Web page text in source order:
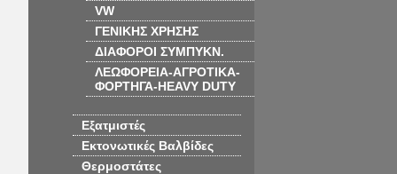
VW
ΓΕΝΙΚΗΣ ΧΡΗΣΗΣ
ΔΙΑΦΟΡΟΙ ΣΥΜΠΥΚΝ.
ΛΕΩΦΟΡΕΙΑ-ΑΓΡΟΤΙΚΑ-
ΦΟΡΤΗΓΑ-HEAVY DUTY
Εξατμιστές
Εκτονωτικές Βαλβίδες
Θερμοστάτες